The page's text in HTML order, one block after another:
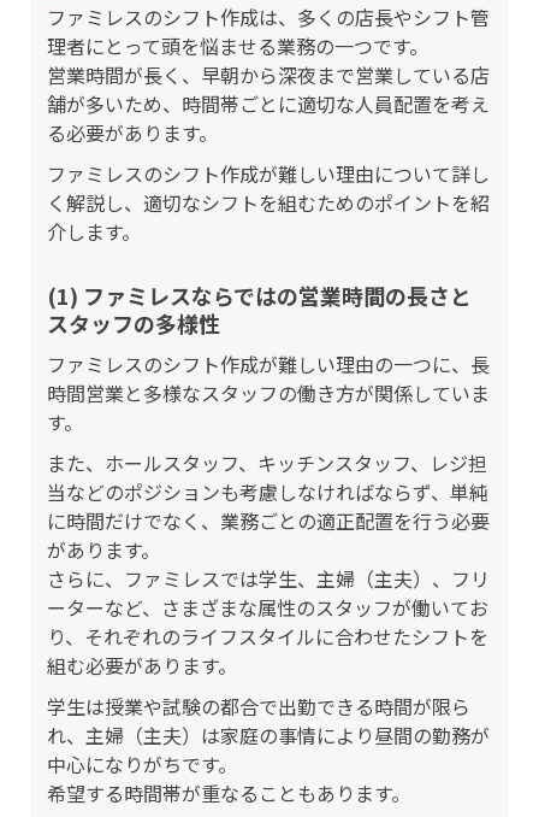
ファミレスのシフト作成は、多くの店長やシフト管
理者にとって頭を悩ませる業務の一つです。
営業時間が長く、早朝から深夜まで営業している店
舗が多いため、時間帯ごとに適切な人員配置を考え
る必要があります。
ファミレスのシフト作成が難しい理由について詳し
く解説し、適切なシフトを組むためのポイントを紹
介します。
(1) ファミレスならではの営業時間の長さと
スタッフの多様性
ファミレスのシフト作成が難しい理由の一つに、長
時間営業と多様なスタッフの働き方が関係していま
す。
また、ホールスタッフ、キッチンスタッフ、レジ担
当などのポジションも考慮しなければならず、単純
に時間だけでなく、業務ごとの適正配置を行う必要
があります。
さらに、ファミレスでは学生、主婦（主夫）、フリ
ーターなど、さまざまな属性のスタッフが働いてお
り、それぞれのライフスタイルに合わせたシフトを
組む必要があります。
学生は授業や試験の都合で出勤できる時間が限ら
れ、主婦（主夫）は家庭の事情により昼間の勤務が
中心になりがちです。
希望する時間帯が重なることもあります。